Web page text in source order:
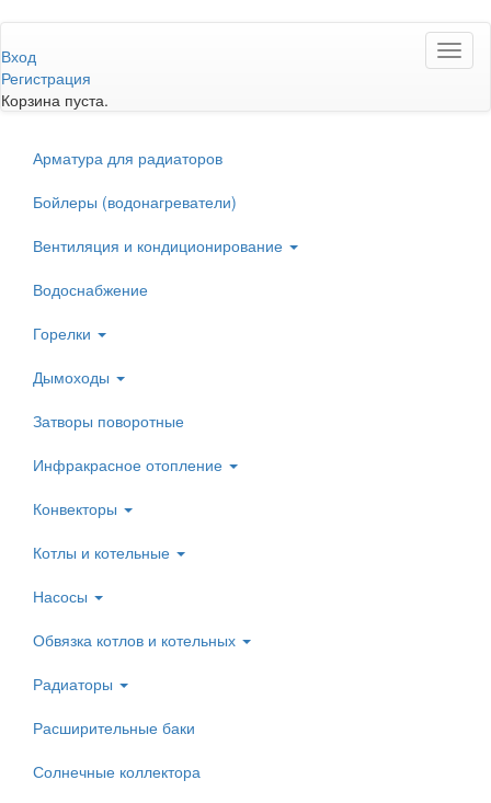
к
основному
содержанию
Вход
Регистрация
Корзина пуста.
Арматура для радиаторов
Бойлеры (водонагреватели)
Вентиляция и кондиционирование
Водоснабжение
Горелки
Дымоходы
Затворы поворотные
Инфракрасное отопление
Конвекторы
Котлы и котельные
Насосы
Обвязка котлов и котельных
Радиаторы
Расширительные баки
Солнечные коллектора